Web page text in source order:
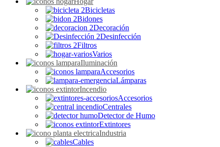
Bicicletas
Bidones
Decoración
Desinfección
Filtros
Varios
Iluminación
Accesorios
Lámparas
Incendio
Accesorios
Centrales
Detector de Humo
Extintores
Industria
Cables